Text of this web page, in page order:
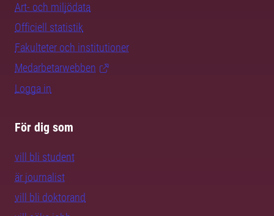
Art- och miljödata
Officiell statistik
Fakulteter och institutioner
Medarbetarwebben
Logga in
För dig som
vill bli student
är journalist
vill bli doktorand